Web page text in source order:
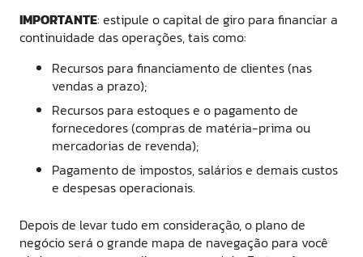
IMPORTANTE: estipule o capital de giro para financiar a
continuidade das operações, tais como:
Recursos para financiamento de clientes (nas
vendas a prazo);
Recursos para estoques e o pagamento de
fornecedores (compras de matéria-prima ou
mercadorias de revenda);
Pagamento de impostos, salários e demais custos
e despesas operacionais.
Depois de levar tudo em consideração, o plano de
negócio será o grande mapa de navegação para você